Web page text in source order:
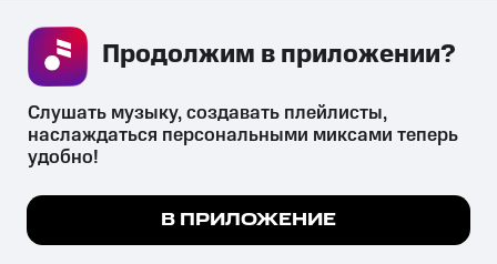
СКАЧАТЬ ПРИЛОЖЕНИЕ
психотропных веществ, их аналогов причиняет вред здоровью,
их незаконный оборот запрещён и влечёт установленную
законодательством ответственность.
Мы используем куки, чтобы на сайте все
Подробнее
Слушать музыку, создавать плейлисты,
наслаждаться персональными миксами теперь
удобно!
В ПРИЛОЖЕНИЕ